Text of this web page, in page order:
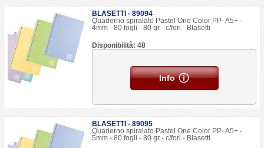
BLASETTI - 89094
Quaderno spiralato Pastel One Color PP- A5+ -
4mm - 80 fogli - 80 gr - c/fori - Blasetti
Disponibilità: 48
Info
BLASETTI - 89095
Quaderno spiralato Pastel One Color PP- A5+ -
5mm - 80 fogli - 80 gr - c/fori - Blasetti